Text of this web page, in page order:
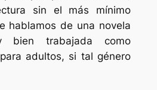
sin el más mínimo
hablamos de una novela
bien trabajada como
adultos, si tal género